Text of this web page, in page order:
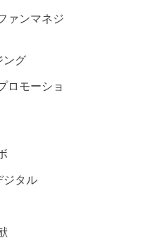
ァンマネジ
ング
ロモーショ
ジタル